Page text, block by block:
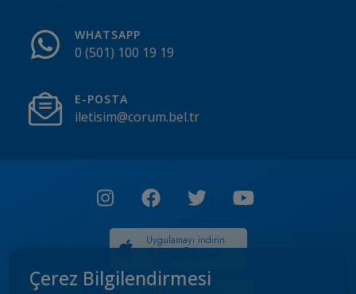
WHATSAPP
0 (501) 100 19 19
E-POSTA
iletisim@corum.bel.tr
Uygulamayı indirin
App Store
Çerez Bilgilendirmesi